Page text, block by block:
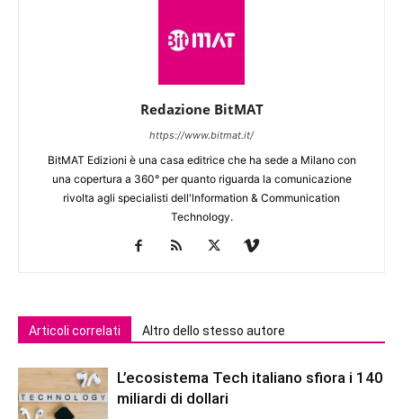
Redazione BitMAT
https://www.bitmat.it/
BitMAT Edizioni è una casa editrice che ha sede a Milano con
una copertura a 360° per quanto riguarda la comunicazione
rivolta agli specialisti dell'lnformation & Communication
Technology.
Articoli correlati Altro dello stesso autore
L’ecosistema Tech italiano sfiora i 140
miliardi di dollari